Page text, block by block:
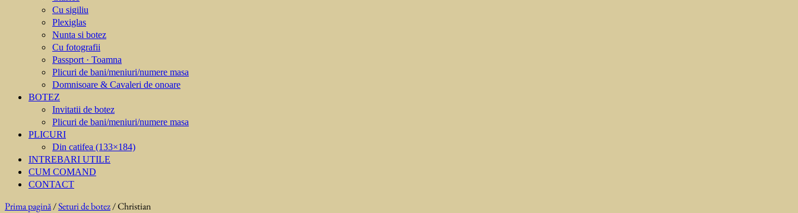
Cu sigiliu
Plexiglas
Nunta si botez
Cu fotografii
Passport · Toamna
Plicuri de bani/meniuri/numere masa
Domnisoare & Cavaleri de onoare
BOTEZ
Invitatii de botez
Plicuri de bani/meniuri/numere masa
PLICURI
Din catifea (133×184)
INTREBARI UTILE
CUM COMAND
CONTACT
Prima pagină/Seturi de botez/ Christian